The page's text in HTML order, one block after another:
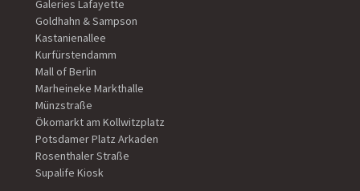
Galeries Lafayette
Goldhahn & Sampson
Kastanienallee
Kurfürstendamm
Mall of Berlin
Marheineke Markthalle
Münzstraße
Ökomarkt am Kollwitzplatz
Potsdamer Platz Arkaden
Rosenthaler Straße
Supalife Kiosk